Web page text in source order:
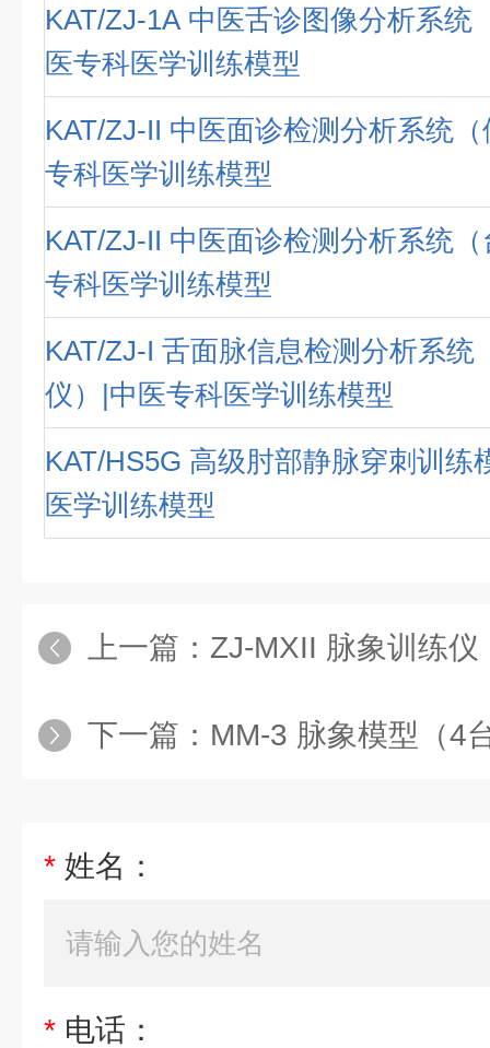
KAT/ZJ-1A 中医舌诊图像分析系统
医专科医学训练模型
KAT/ZJ-II 中医面诊检测分析系统
专科医学训练模型
KAT/ZJ-II 中医面诊检测分析系统
专科医学训练模型
KAT/ZJ-I 舌面脉信息检测分析系统
仪）|中医专科医学训练模型
KAT/HS5G 高级肘部静脉穿刺训练
医学训练模型
上一篇： ZJ-MXII 脉象训练仪（单机
下一篇： MM-3 脉象模型（4台/套
* 姓名：
* 电话：